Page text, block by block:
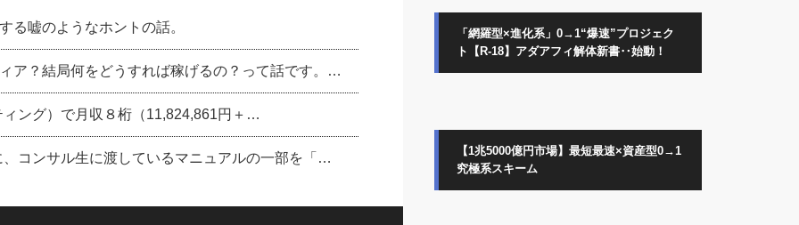
る嘘のようなホントの話。
ア？結局何をどうすれば稼げるの？って話です。…
ング）で月収８桁（11,824,861円＋…
コンサル生に渡しているマニュアルの一部を「…
「網羅型×進化系」0→1“爆速”プロジェク
ト【R-18】アダアフィ解体新書‥始動！
【1兆5000億円市場】最短最速×資産型0→1
究極系スキーム